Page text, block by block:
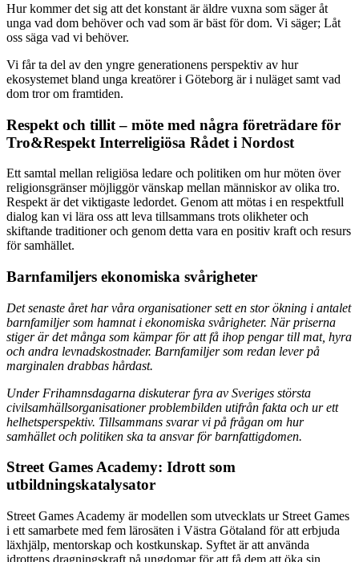
Hur kommer det sig att det konstant är äldre vuxna som säger åt
unga vad dom behöver och vad som är bäst för dom. Vi säger; Låt
oss säga vad vi behöver.
Vi får ta del av den yngre generationens perspektiv av hur
ekosystemet bland unga kreatörer i Göteborg är i nuläget samt vad
dom tror om framtiden.
Respekt och tillit – möte med några företrädare för
Tro&Respekt Interreligiösa Rådet i Nordost
Ett samtal mellan religiösa ledare och politiken om hur möten över
religionsgränser möjliggör vänskap mellan människor av olika tro.
Respekt är det viktigaste ledordet. Genom att mötas i en respektfull
dialog kan vi lära oss att leva tillsammans trots olikheter och
skiftande traditioner och genom detta vara en positiv kraft och resurs
för samhället.
Barnfamiljers ekonomiska svårigheter
Det senaste året har våra organisationer sett en stor ökning i antalet
barnfamiljer som hamnat i ekonomiska svårigheter. När priserna
stiger är det många som kämpar för att få ihop pengar till mat, hyra
och andra levnadskostnader. Barnfamiljer som redan lever på
marginalen drabbas hårdast.
Under Frihamnsdagarna diskuterar fyra av Sveriges största
civilsamhällsorganisationer problembilden utifrån fakta och ur ett
helhetsperspektiv. Tillsammans svarar vi på frågan om hur
samhället och politiken ska ta ansvar för barnfattigdomen.
Street Games Academy: Idrott som
utbildningskatalysator
Street Games Academy är modellen som utvecklats ur Street Games
i ett samarbete med fem lärosäten i Västra Götaland för att erbjuda
läxhjälp, mentorskap och kostkunskap. Syftet är att använda